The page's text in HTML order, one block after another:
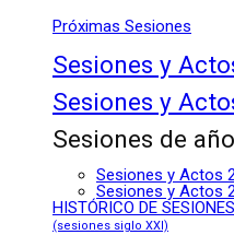
Próximas Sesiones
Sesiones y
Sesiones y
Sesiones de
Sesiones y Actos
Sesiones y Actos
HISTÓRICO DE SESIONES
(sesiones siglo XXI)